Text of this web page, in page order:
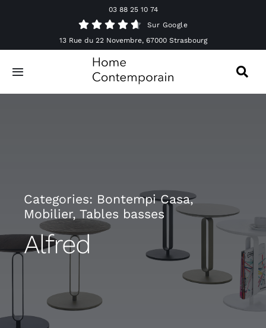
03 88 25 10 74
Sur Google
13 Rue du 22 Novembre, 67000 Strasbourg
Toggle
Navigation
Accessoires & Décorations
Offres spéciales
Categories: Bontempi Casa,
Mobilier, Tables basses
Alfred